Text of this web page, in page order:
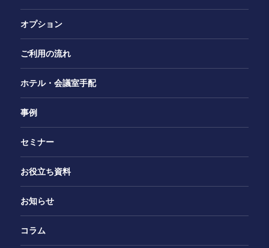
オプション
ご利用の流れ
ホテル・会議室手配
事例
セミナー
お役立ち資料
お知らせ
コラム